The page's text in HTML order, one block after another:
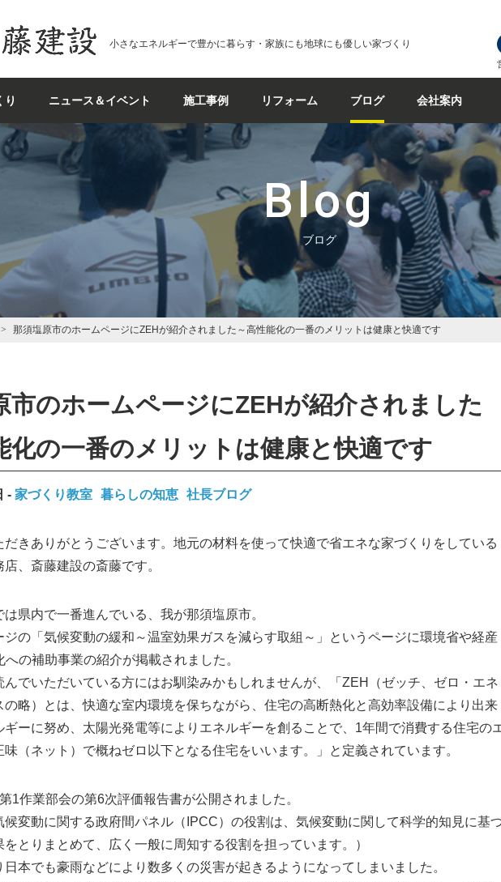
建設 小さなエネルギーで豊かに暮らす・家族にも地球にも優しい家づくり
り ニュース＆イベント 施工事例 リフォーム ブログ 会社案内
Blog
ブログ
那須塩原市のホームページにZEHが紹介されました～高性能化の一番のメリットは健康と快適です
市のホームページにZEHが紹介されました
化の一番のメリットは健康と快適です
家づくり教室 暮らしの知恵 社長ブログ
だきありがとうございます。地元の材料を使って快適で省エネな家づくりをしている
、斎藤建設の斎藤です。
県内で一番進んでいる、我が那須塩原市。
ジの 「気候変動の緩和～温室効果ガスを減らす取組～」
というページに環境省や経産
の補助事業の紹介が掲載されました。
んでいただいている方にはお馴染みかもしれませんが、「ZEH（ゼッチ、ゼロ・エネ
の略）とは、快適な室内環境を保ちながら、住宅の高断熱化と高効率設備により出来
ギーに努め、太陽光発電等によりエネルギーを創ることで、1年間で消費する住宅の
味（ネット）で概ねゼロ以下となる住宅をいいます。」と定義されています。
1作業部会の第6次評価報告書が公開されました。
候変動に関する政府間パネル（IPCC）の役割は、気候変動に関して科学的知見に基
とりまとめて、広く一般に周知する役割を担っています。）
本でも豪雨などにより数多くの災害が起きるようになってしまいました。